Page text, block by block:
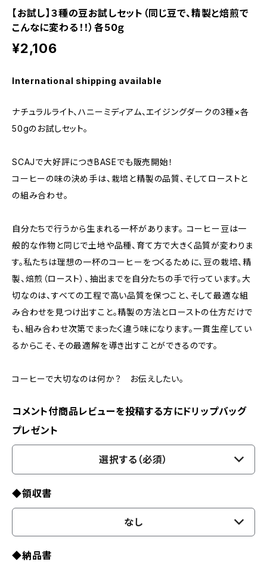
【お試し】３種の豆お試しセット（同じ豆で、精製と焙煎で
こんなに変わる！！）各50ｇ
¥2,106
International shipping available
ナチュラルライト、ハニーミディアム、エイジングダークの3種×各
50gのお試しセット。
SCAJで大好評につきBASEでも販売開始！
コーヒーの味の決め手は、栽培と精製の品質、そしてローストと
の組み合わせ。
自分たちで行うから生まれる一杯があります。 コーヒー豆は一
般的な作物と同じで土地や品種、育て方で大きく品質が変わりま
す。私たちは理想の一杯のコーヒーをつくるために、豆の栽培、精
製、焙煎（ロースト）、抽出までを自分たちの手で行っています。大
切なのは、すべての工程で高い品質を保つこと、そして最適な組
み合わせを見つけ出すこと。精製の方法とローストの仕方だけで
も、組み合わせ次第でまったく違う味になります。一貫生産してい
るからこそ、その最適解を導き出すことができるのです。
コーヒーで大切なのは何か？ お伝えしたい。
コメント付商品レビューを投稿する方にドリップバッグ
プレゼント
選択する（必須）
◆領収書
なし
◆納品書